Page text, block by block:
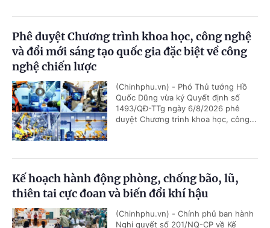
Phê duyệt Chương trình khoa học, công nghệ
và đổi mới sáng tạo quốc gia đặc biệt về công
nghệ chiến lược
(Chinhphu.vn) - Phó Thủ tướng Hồ
Quốc Dũng vừa ký Quyết định số
1493/QĐ-TTg ngày 6/8/2026 phê
duyệt Chương trình khoa học, công...
Kế hoạch hành động phòng, chống bão, lũ,
thiên tai cực đoan và biến đổi khí hậu
(Chinhphu.vn) - Chính phủ ban hành
Nghị quyết số 201/NQ-CP về Kế